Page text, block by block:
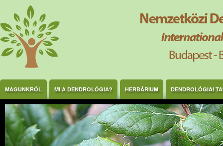
Ugrás a tartalomra
MAGUNKRÓL MI A DENDROLÓGIA? HERBÁRIUM DENDROLÓGIAI